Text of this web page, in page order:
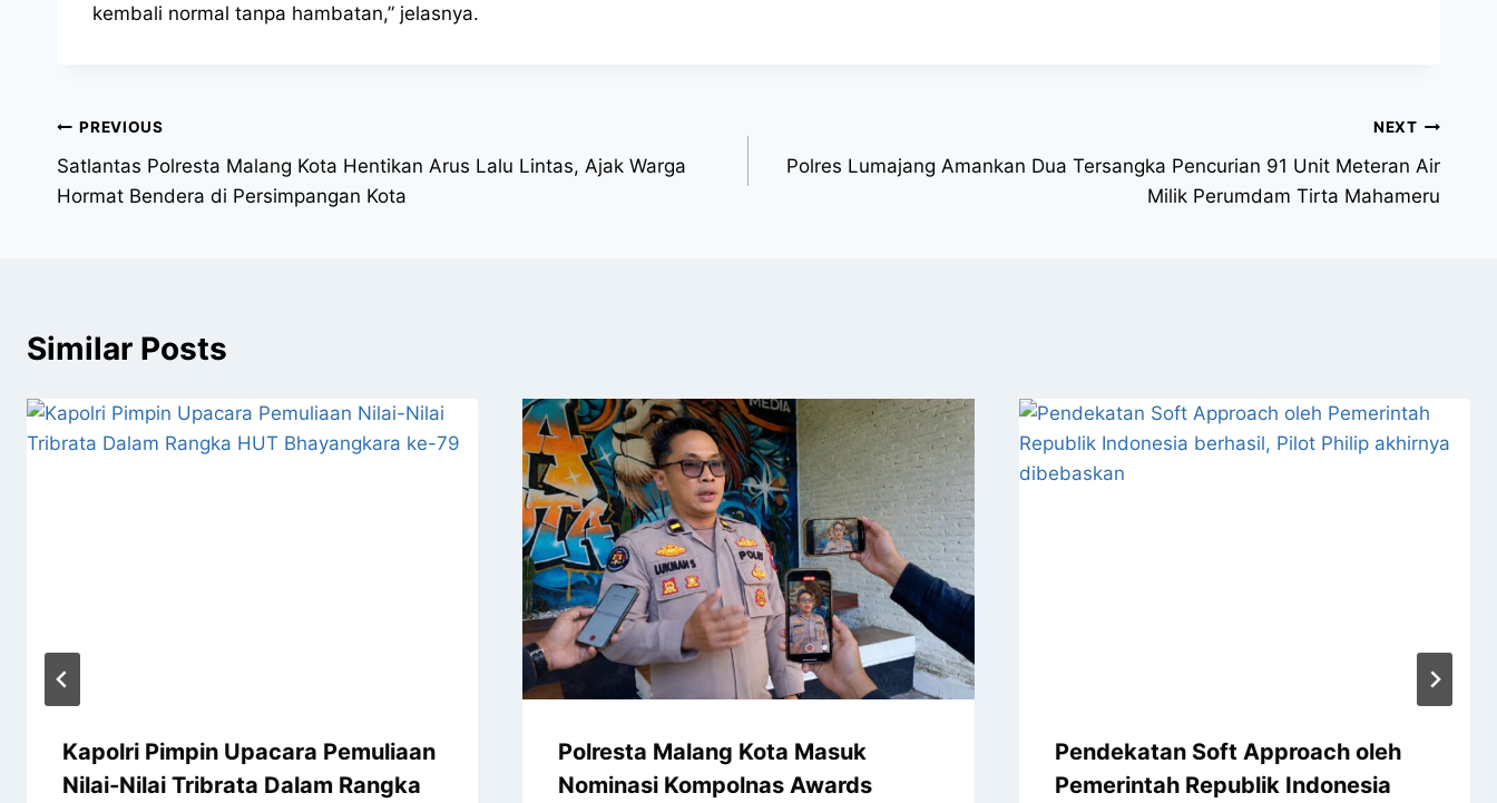
kembali normal tanpa hambatan,” jelasnya.
PREVIOUS
Satlantas Polresta Malang Kota Hentikan Arus Lalu Lintas, Ajak Warga
Hormat Bendera di Persimpangan Kota
NEXT
Polres Lumajang Amankan Dua Tersangka Pencurian 91 Unit Meteran Air
Milik Perumdam Tirta Mahameru
Similar Posts
Kapolri Pimpin Upacara Pemuliaan
Nilai-Nilai Tribrata Dalam Rangka
Polresta Malang Kota Masuk
Nominasi Kompolnas Awards
Pendekatan Soft Approach oleh
Pemerintah Republik Indonesia